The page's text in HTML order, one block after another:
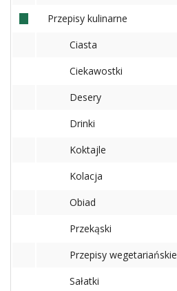
Dodaj
Przepisy kulinarne
Ciasta
Ciekawostki
Desery
Drinki
Koktajle
Kolacja
Obiad
Przekąski
Przepisy wegetariańskie
Sałatki